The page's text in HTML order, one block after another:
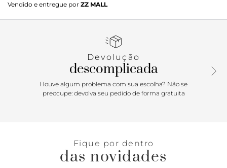
formato estruturado e acabamento em tressê com efeito
desgastado. Possui recorte em U na borda superior, duas
superior em zíper e tag do nome da marca na capa frontal.
Vendido e entregue por ZZ MALL
Devolução
descomplicada
Houve algum problema com sua escolha? Não se
preocupe: devolva seu pedido de forma gratuita
Fique por dentro
das novidades